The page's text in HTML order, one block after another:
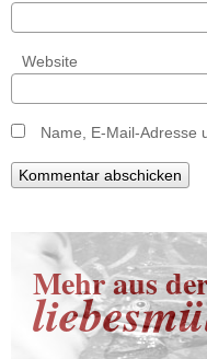
Website
Name, E-Mail-Adresse
Mehr aus